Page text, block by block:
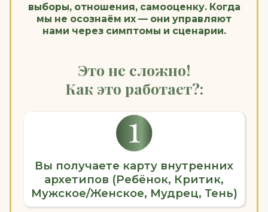
Освобождаете
напряжение в теле на
ВАМ НЕ НУЖНО УМЕТЬ
ВИЗУАЛИЗИРОВАТЬ.
Образ — это не яркая картинка.
Это ощущение, форма, цвет,
телесный отклик. Ваше
подсознание говорит образами —
вы просто учитесь его слышать.